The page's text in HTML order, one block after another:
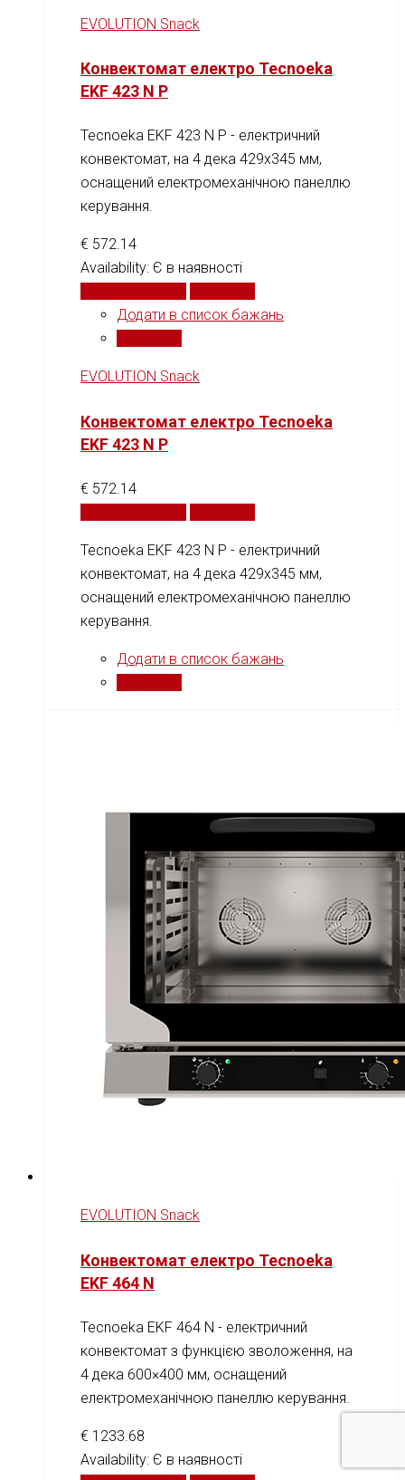
EVOLUTION Snack
Конвектомат електро Tecnoeka
EKF 423 N P
Tecnoeka EKF 423 N P - електричний
конвектомат, на 4 дека 429x345 мм,
оснащений електромеханічною панеллю
керування.
€ 572.14
Availability: Є в наявності
Додати в список бажань
EVOLUTION Snack
Конвектомат електро Tecnoeka
EKF 423 N P
€ 572.14
Tecnoeka EKF 423 N P - електричний
конвектомат, на 4 дека 429x345 мм,
оснащений електромеханічною панеллю
керування.
Додати в список бажань
EVOLUTION Snack
Конвектомат електро Tecnoeka
EKF 464 N
Tecnoeka EKF 464 N - електричний
конвектомат з функцією зволоження, на
4 дека 600×400 мм, оснащений
електромеханічною панеллю керування.
€ 1233.68
Availability: Є в наявності